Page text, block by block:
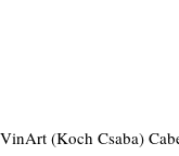
VinArt (Koch Csaba)